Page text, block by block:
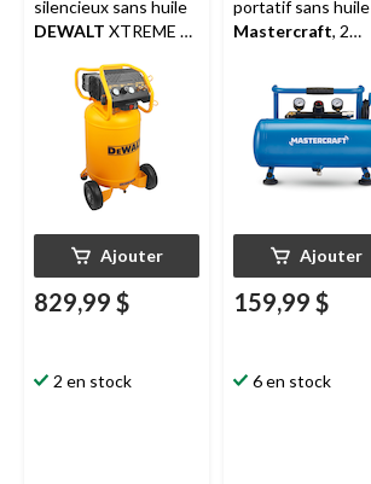
silencieux sans huile
DEWALT XTREME à
200 b/po2
Ajouter
829,99 $
2 en stock
portatif sans huile
Mastercraft, 2
Ajouter
159,99 $
6 en stock